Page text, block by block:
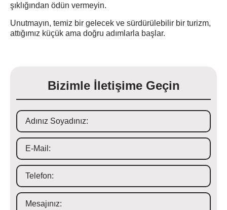
şıklığından ödün vermeyin.
Unutmayın, temiz bir gelecek ve sürdürülebilir bir turizm,
attığımız küçük ama doğru adımlarla başlar.
Bizimle İletişime Geçin